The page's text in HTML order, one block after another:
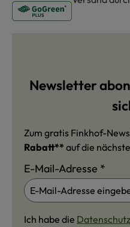
Newsletter
Zum gratis Finkhof-
Rabatt** auf die
E-Mail-Adresse *
Ich habe die